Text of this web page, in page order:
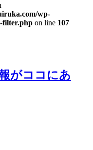
wp-
filter.php on line 107
がココにあ